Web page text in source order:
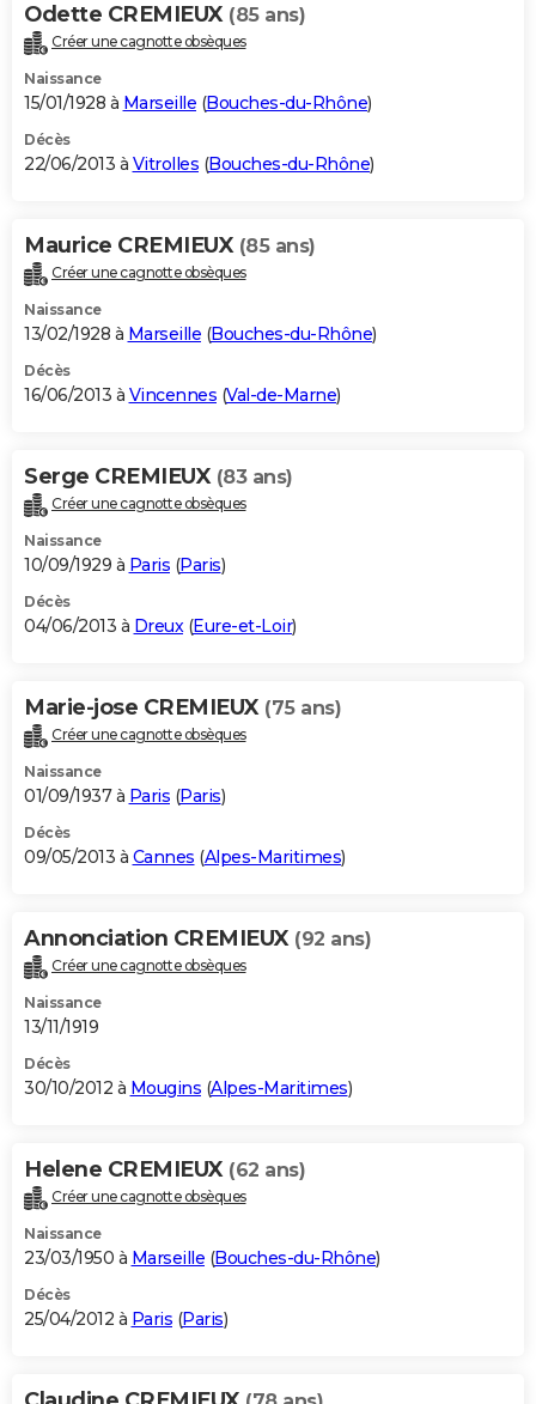
Odette CREMIEUX (85 ans)
Créer une cagnotte obsèques
Naissance
15/01/1928 à Marseille (Bouches-du-Rhône)
Décès
22/06/2013 à Vitrolles (Bouches-du-Rhône)
Maurice CREMIEUX (85 ans)
Créer une cagnotte obsèques
Naissance
13/02/1928 à Marseille (Bouches-du-Rhône)
Décès
16/06/2013 à Vincennes (Val-de-Marne)
Serge CREMIEUX (83 ans)
Créer une cagnotte obsèques
Naissance
10/09/1929 à Paris (Paris)
Décès
04/06/2013 à Dreux(Eure-et-Loir)
Marie-jose CREMIEUX (75 ans)
Créer une cagnotte obsèques
Naissance
01/09/1937 à Paris (Paris)
Décès
09/05/2013 à Cannes (Alpes-Maritimes)
Annonciation CREMIEUX (92 ans)
Créer une cagnotte obsèques
Naissance
13/11/1919
Décès
30/10/2012 à Mougins (Alpes-Maritimes)
Helene CREMIEUX (62 ans)
Créer une cagnotte obsèques
Naissance
23/03/1950 à Marseille (Bouches-du-Rhône)
Décès
25/04/2012 à Paris (Paris)